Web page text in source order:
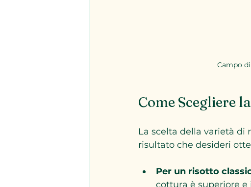
Campo
Come Scegliere
La scelta della varietà di
risultato che desideri
Per un risotto
cottura è superiore